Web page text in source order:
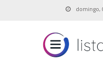
domingo,